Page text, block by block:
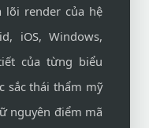
lõi render của hệ
iOS, Windows,
của từng biểu
sắc thái thẩm mỹ
nguyên điểm mã